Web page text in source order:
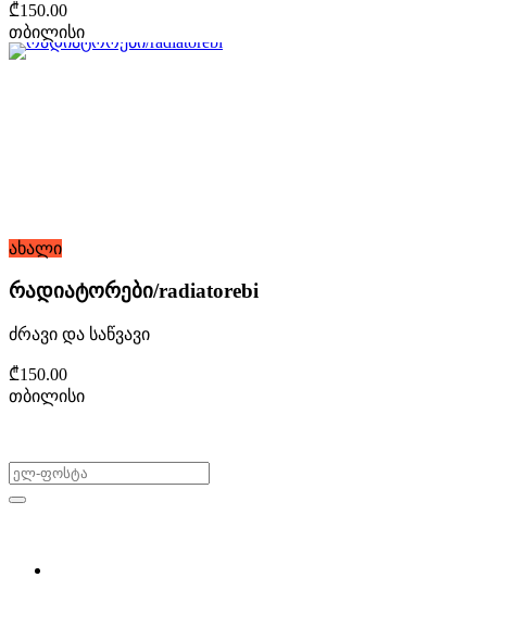
₾150.00
თბილისი
ახალი
რადიატორები/radiatorebi
ძრავი და საწვავი
₾150.00
თბილისი